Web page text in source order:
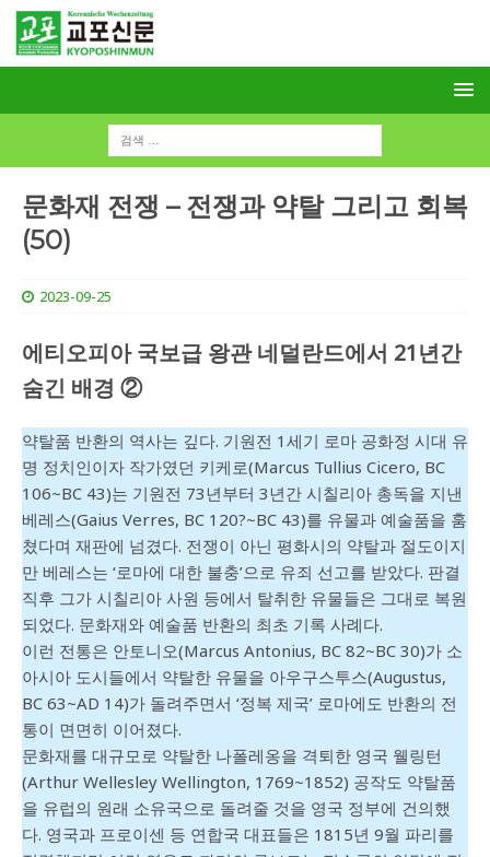
문화재 전쟁 – 전쟁과 약탈 그리고 회복
(50)
2023-09-25
에티오피아 국보급 왕관 네덜란드에서 21년간
숨긴 배경 ②
약탈품 반환의 역사는 깊다. 기원전 1세기 로마 공화정 시대 유
명 정치인이자 작가였던 키케로(Marcus Tullius Cicero, BC
106~BC 43)는 기원전 73년부터 3년간 시칠리아 총독을 지낸
베레스(Gaius Verres, BC 120?~BC 43)를 유물과 예술품을 훔
쳤다며 재판에 넘겼다. 전쟁이 아닌 평화시의 약탈과 절도이지
만 베레스는 ‘로마에 대한 불충’으로 유죄 선고를 받았다. 판결
직후 그가 시칠리아 사원 등에서 탈취한 유물들은 그대로 복원
되었다. 문화재와 예술품 반환의 최초 기록 사례다.
이런 전통은 안토니오(Marcus Antonius, BC 82~BC 30)가 소
아시아 도시들에서 약탈한 유물을 아우구스투스(Augustus,
BC 63~AD 14)가 돌려주면서 ‘정복 제국’ 로마에도 반환의 전
통이 면면히 이어졌다.
문화재를 대규모로 약탈한 나폴레옹을 격퇴한 영국 웰링턴
(Arthur Wellesley Wellington, 1769~1852) 공작도 약탈품
을 유럽의 원래 소유국으로 돌려줄 것을 영국 정부에 건의했
다. 영국과 프로이센 등 연합국 대표들은 1815년 9월 파리를